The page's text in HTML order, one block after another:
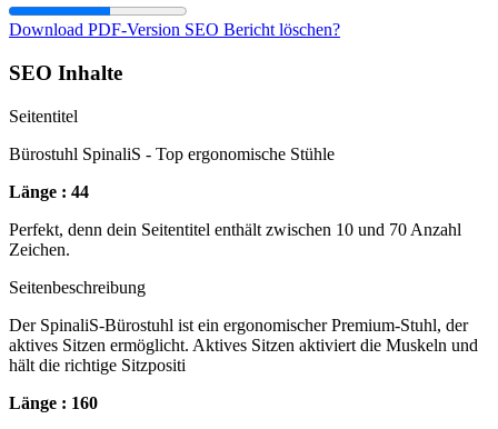
Download PDF-Version SEO Bericht löschen?
SEO Inhalte
Seitentitel
Bürostuhl SpinaliS - Top ergonomische Stühle
Länge : 44
Perfekt, denn dein Seitentitel enthält zwischen 10 und 70 Anzahl
Zeichen.
Seitenbeschreibung
Der SpinaliS-Bürostuhl ist ein ergonomischer Premium-Stuhl, der
aktives Sitzen ermöglicht. Aktives Sitzen aktiviert die Muskeln und
hält die richtige Sitzpositi
Länge : 160